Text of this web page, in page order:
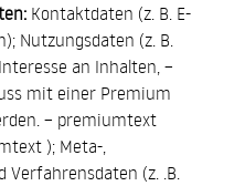
Kontaktdaten (z. B. E-
Nutzungsdaten (z. B.
an Inhalten, –
mit einer Premium
– premiumtext
); Meta-,
(z. .B.